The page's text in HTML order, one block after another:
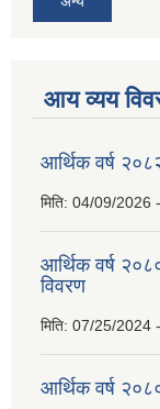
आय व्यय
आर्थिक वर्ष
मिति: 04/09/2026
आर्थिक वर्ष
विवरण
मिति: 07/25/2024
आर्थिक वर्ष